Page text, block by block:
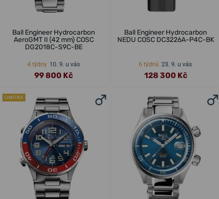
Ball Engineer Hydrocarbon
AeroGMT II (42 mm) COSC
DG2018C-S9C-BE
4 týdny 10. 9. u vás
99 800 Kč
Ball Engineer Hydrocarbon
NEDU COSC DC3226A-P4C-BK
6 týdnů 23. 9. u vás
128 300 Kč
LIMITKA